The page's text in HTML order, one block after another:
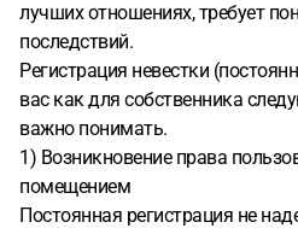
лучших отношениях, требует
последствий.
Регистрация невестки
вас как для собственника
важно понимать.
1) Возникновение права
помещением
Постоянная регистрация не